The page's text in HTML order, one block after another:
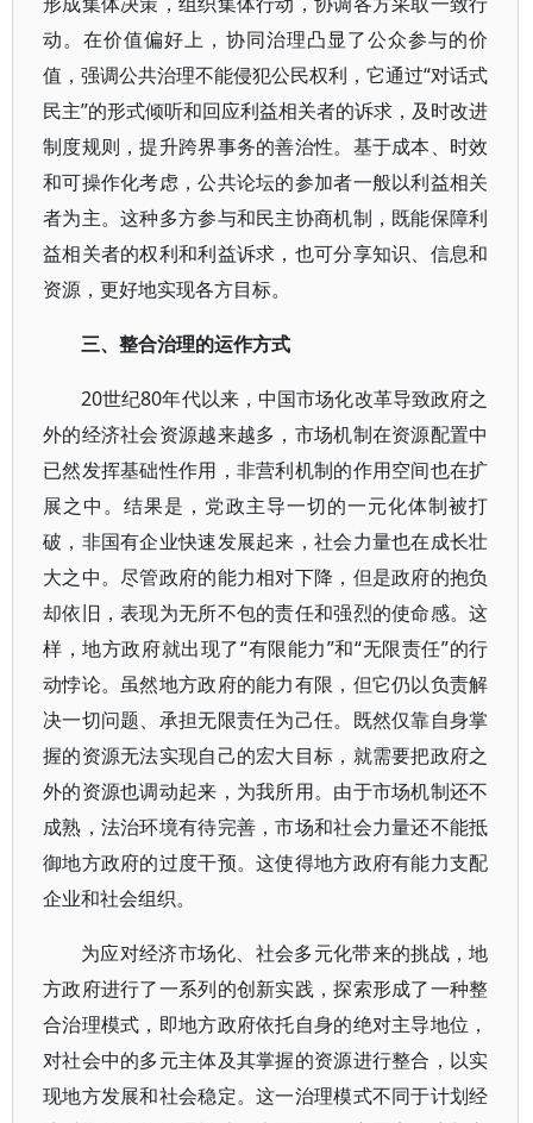
动。在价值偏好上，协同治理凸显了公众参与的价
值，强调公共治理不能侵犯公民权利，它通过“对话式
民主”的形式倾听和回应利益相关者的诉求，及时改进
制度规则，提升跨界事务的善治性。基于成本、时效
和可操作化考虑，公共论坛的参加者一般以利益相关
者为主。这种多方参与和民主协商机制，既能保障利
益相关者的权利和利益诉求，也可分享知识、信息和
资源，更好地实现各方目标。
三、整合治理的运作方式
20世纪80年代以来，中国市场化改革导致政府之
外的经济社会资源越来越多，市场机制在资源配置中
已然发挥基础性作用，非营利机制的作用空间也在扩
展之中。结果是，党政主导一切的一元化体制被打
破，非国有企业快速发展起来，社会力量也在成长壮
大之中。尽管政府的能力相对下降，但是政府的抱负
却依旧，表现为无所不包的责任和强烈的使命感。这
样，地方政府就出现了“有限能力”和“无限责任”的行
动悖论。虽然地方政府的能力有限，但它仍以负责解
决一切问题、承担无限责任为己任。既然仅靠自身掌
握的资源无法实现自己的宏大目标，就需要把政府之
外的资源也调动起来，为我所用。由于市场机制还不
成熟，法治环境有待完善，市场和社会力量还不能抵
御地方政府的过度干预。这使得地方政府有能力支配
企业和社会组织。
为应对经济市场化、社会多元化带来的挑战，地
方政府进行了一系列的创新实践，探索形成了一种整
合治理模式，即地方政府依托自身的绝对主导地位，
对社会中的多元主体及其掌握的资源进行整合，以实
现地方发展和社会稳定。这一治理模式不同于计划经